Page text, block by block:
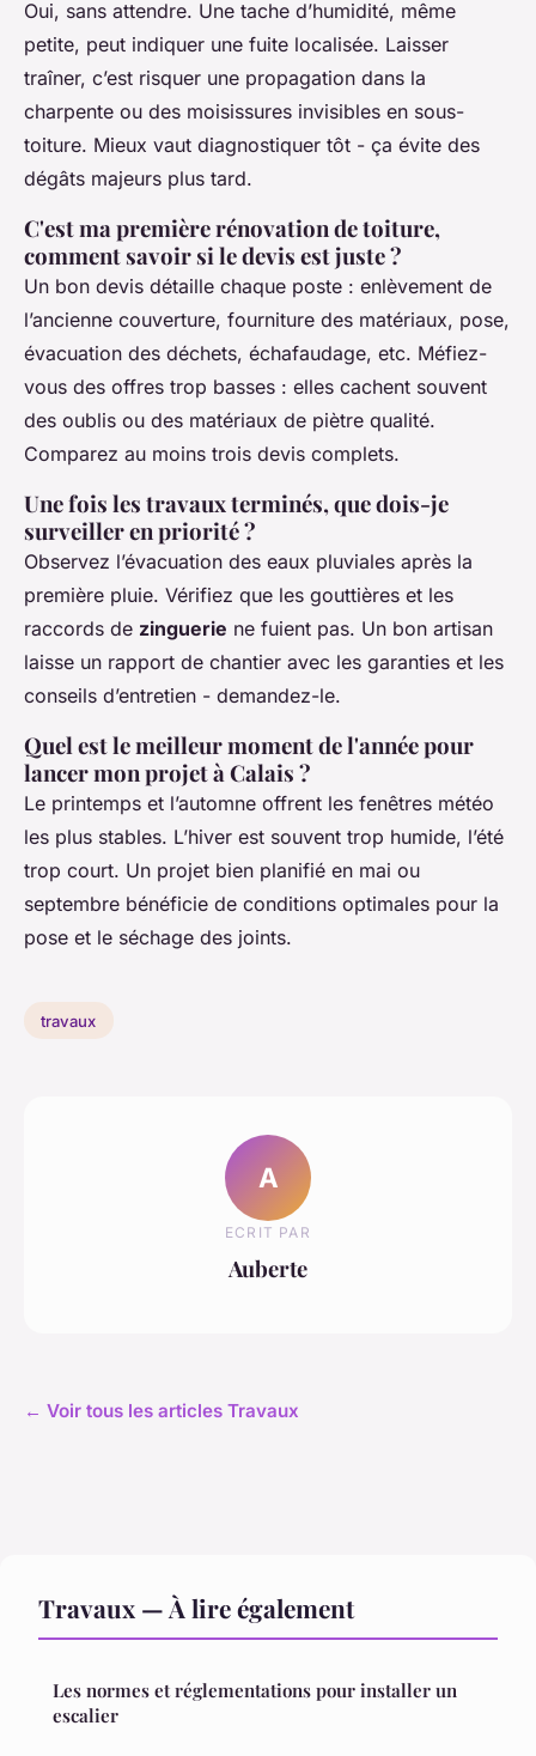
Oui, sans attendre. Une tache d’humidité, même
petite, peut indiquer une fuite localisée. Laisser
traîner, c’est risquer une propagation dans la
charpente ou des moisissures invisibles en sous-
toiture. Mieux vaut diagnostiquer tôt - ça évite des
dégâts majeurs plus tard.
C'est ma première rénovation de toiture,
comment savoir si le devis est juste ?
Un bon devis détaille chaque poste : enlèvement de
l’ancienne couverture, fourniture des matériaux, pose,
évacuation des déchets, échafaudage, etc. Méfiez-
vous des offres trop basses : elles cachent souvent
des oublis ou des matériaux de piètre qualité.
Comparez au moins trois devis complets.
Une fois les travaux terminés, que dois-je
surveiller en priorité ?
Observez l’évacuation des eaux pluviales après la
première pluie. Vérifiez que les gouttières et les
raccords de zinguerie ne fuient pas. Un bon artisan
laisse un rapport de chantier avec les garanties et les
conseils d’entretien - demandez-le.
Quel est le meilleur moment de l'année pour
lancer mon projet à Calais ?
Le printemps et l’automne offrent les fenêtres météo
les plus stables. L’hiver est souvent trop humide, l’été
trop court. Un projet bien planifié en mai ou
septembre bénéficie de conditions optimales pour la
pose et le séchage des joints.
travaux
A
ECRIT PAR
Auberte
← Voir tous les articles Travaux
Travaux — À lire également
Les normes et réglementations pour installer un
escalier